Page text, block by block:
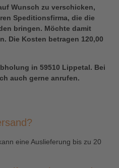
Wunsch zu verschicken,
Speditionsfirma, die die
bringen. Möchte damit
Die Kosten betragen 120,00
in 59510 Lippetal. Bei
auch gerne anrufen.
eine Auslieferung bis zu 20